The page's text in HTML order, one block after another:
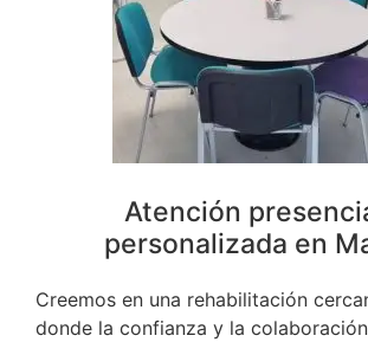
Atención
personalizada en
Creemos en una rehabilitación
donde la confianza y la